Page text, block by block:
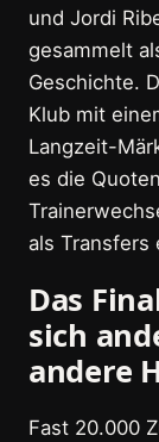
und Jordi
gesammelt
Geschichte.
Klub mit
Langzeit-
es die
als Transfers
Das
sich
andere
Fast 20.000